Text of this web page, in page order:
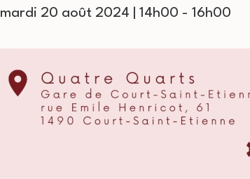
mardi 20 août 2024 | 14h00 - 16h00